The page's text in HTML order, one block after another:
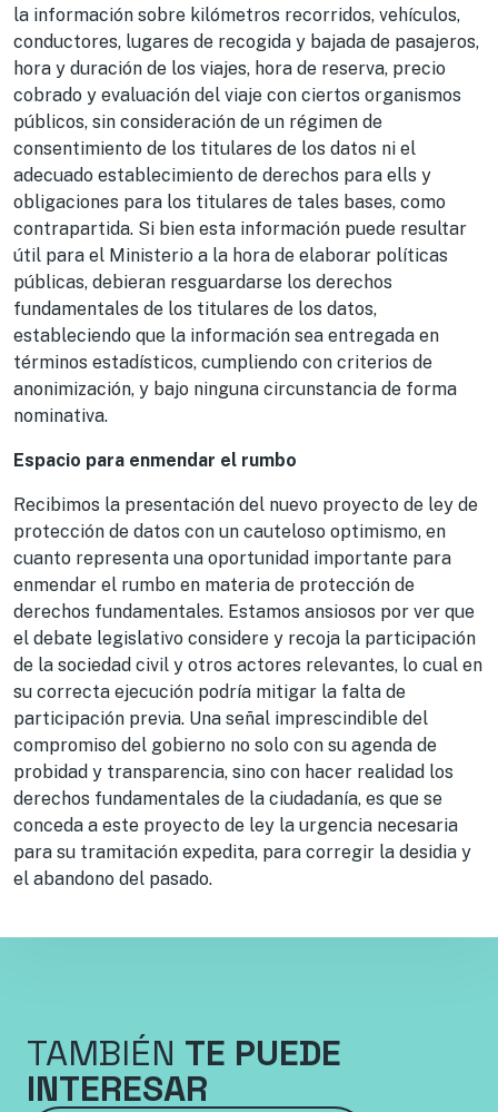
la información sobre kilómetros recorridos, vehículos,
conductores, lugares de recogida y bajada de pasajeros,
hora y duración de los viajes, hora de reserva, precio
cobrado y evaluación del viaje con ciertos organismos
públicos, sin consideración de un régimen de
consentimiento de los titulares de los datos ni el
adecuado establecimiento de derechos para ells y
obligaciones para los titulares de tales bases, como
contrapartida. Si bien esta información puede resultar
útil para el Ministerio a la hora de elaborar políticas
públicas, debieran resguardarse los derechos
fundamentales de los titulares de los datos,
estableciendo que la información sea entregada en
términos estadísticos, cumpliendo con criterios de
anonimización, y bajo ninguna circunstancia de forma
nominativa.
Espacio para enmendar el rumbo
Recibimos la presentación del nuevo proyecto de ley de
protección de datos con un cauteloso optimismo, en
cuanto representa una oportunidad importante para
enmendar el rumbo en materia de protección de
derechos fundamentales. Estamos ansiosos por ver que
el debate legislativo considere y recoja la participación
de la sociedad civil y otros actores relevantes, lo cual en
su correcta ejecución podría mitigar la falta de
participación previa. Una señal imprescindible del
compromiso del gobierno no solo con su agenda de
probidad y transparencia, sino con hacer realidad los
derechos fundamentales de la ciudadanía, es que se
conceda a este proyecto de ley la urgencia necesaria
para su tramitación expedita, para corregir la desidia y
el abandono del pasado.
TAMBIÉN TE PUEDE
INTERESAR